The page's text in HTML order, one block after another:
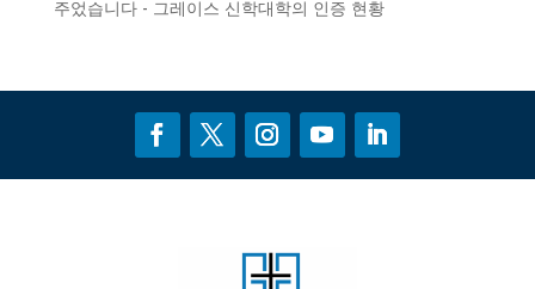
주었습니다 - 그레이스 신학대학의 인증 현황